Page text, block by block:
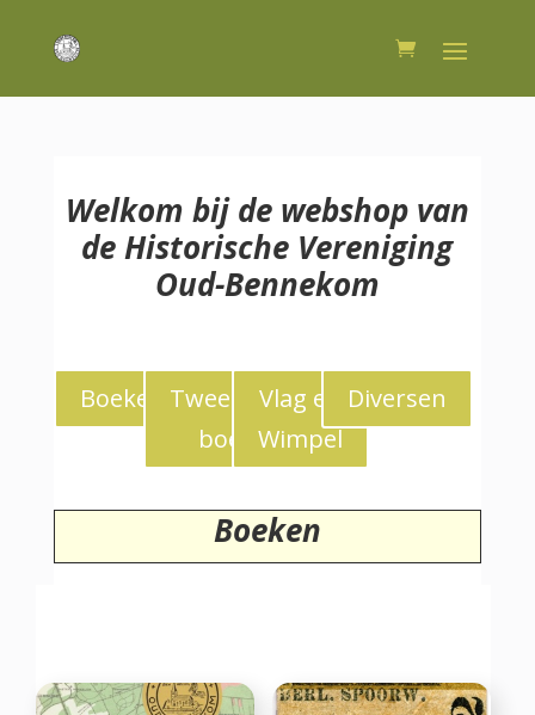
Welkom bij de webshop van
de Historische Vereniging
Oud-Bennekom
Boeken
Tweedekans
boeken
Vlag en
Wimpel
Diversen
Boeken